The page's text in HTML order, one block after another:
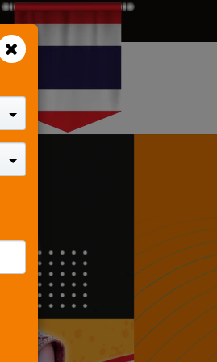
Bình, TP.HCM - 146 Trịnh Đình Thảo,